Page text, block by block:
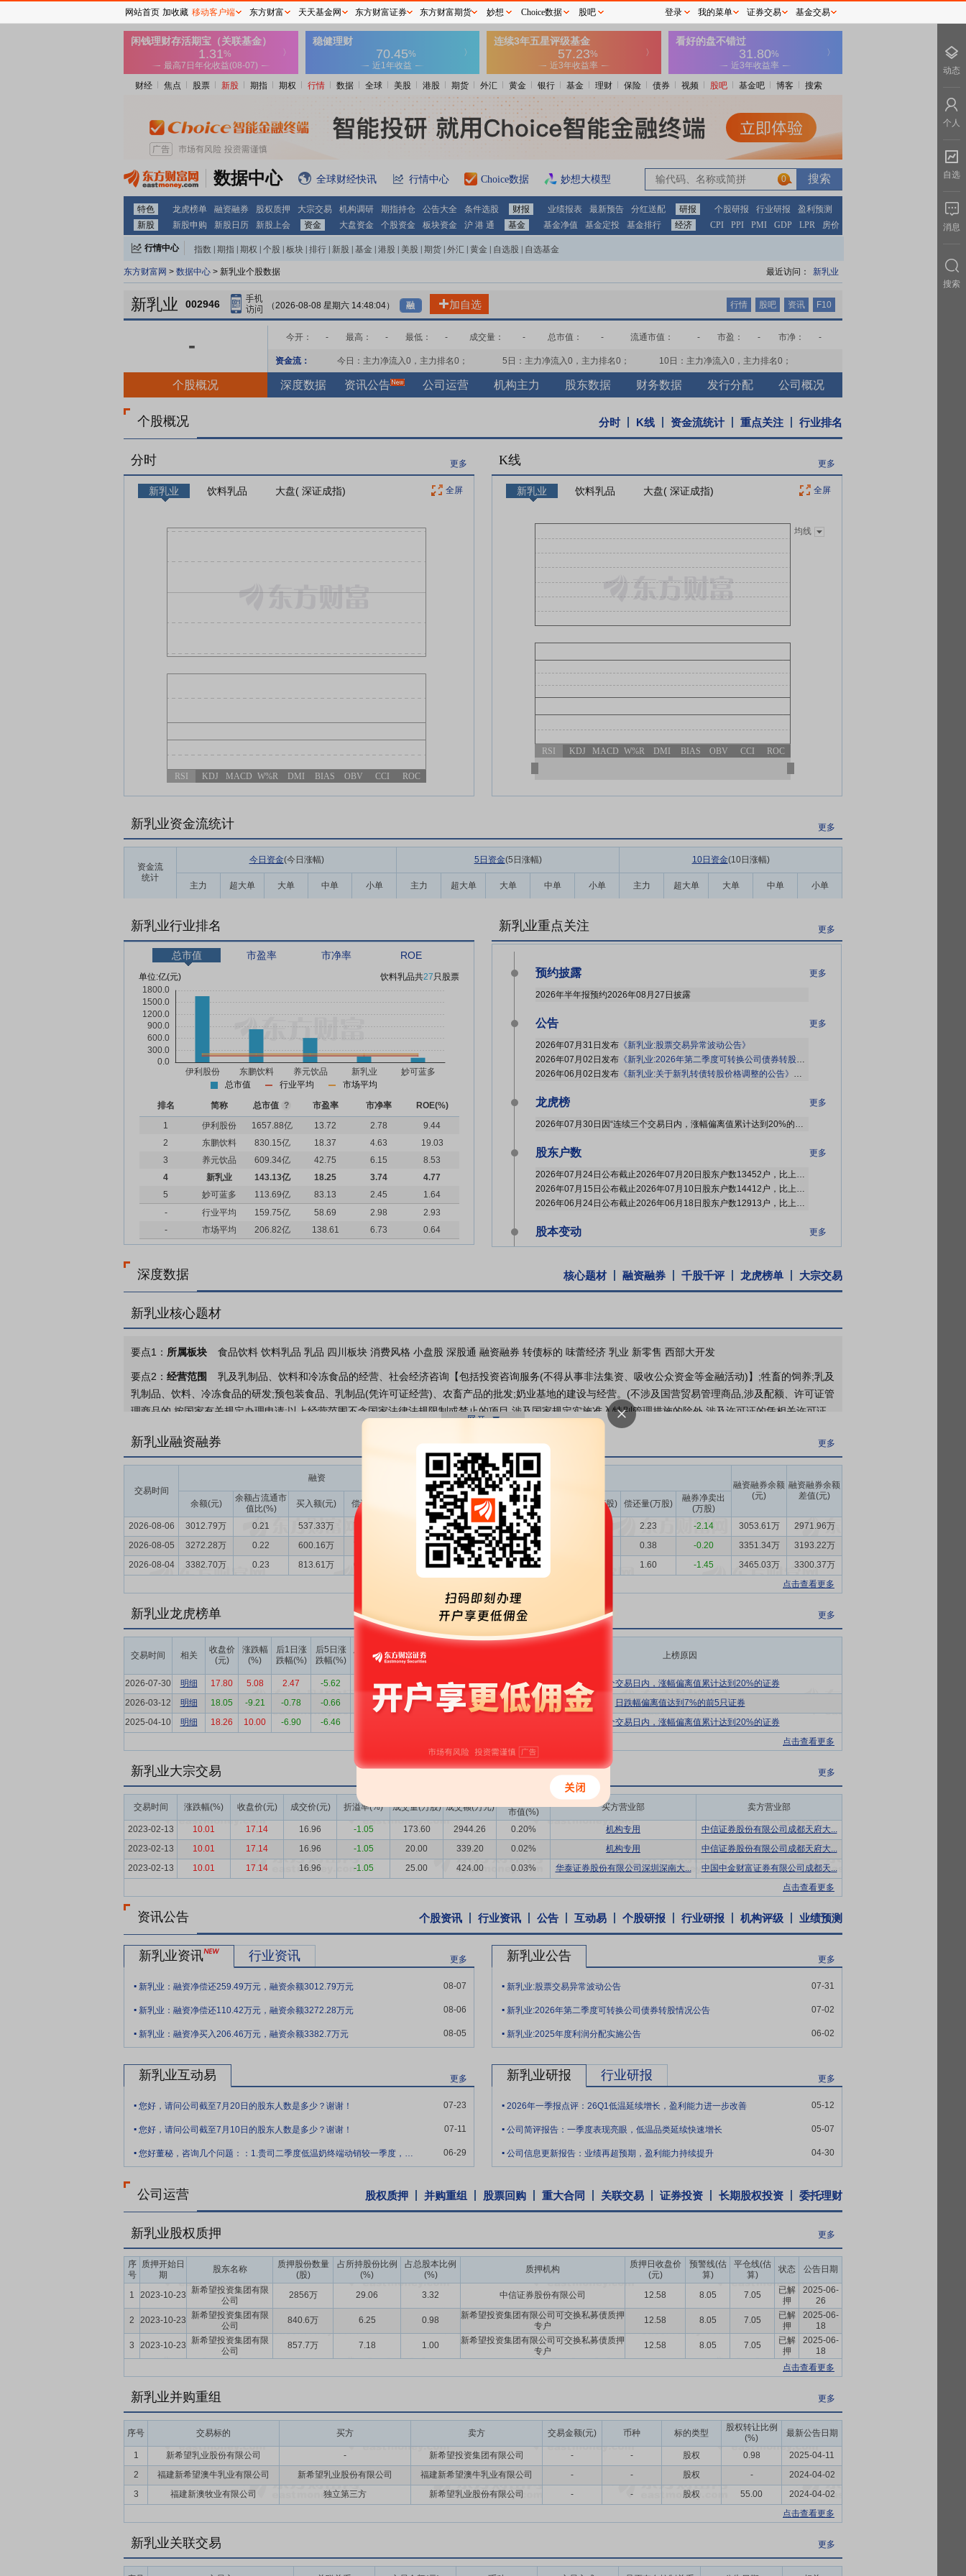
财经 焦点 股票 新股 期指 期权 行情 数据 全球 美股 港股 期货 外汇 黄金 银行 基金 理财 保险 债券 视频 股吧 基金吧 博客 搜索
数据中心 全球财经快讯 行情中心 Choice数据 妙想大模型 0
0
特色 龙虎榜单 融资融券 股权质押 大宗交易 机构调研 期指持仓 公告大全 条件选股 财报 业绩报表 最新预告 分红送配 研报 个股研报 行业研报
盈利预测
新股
新股申购 新股日历 新股上会 资金 大盘资金 个股资金 板块资金 沪 港 通 基金 基金净值 基金定投 基金排行 经济 CPI PPI PMI GDP LPR 房价
行情中心 指数 期指 期权 个股 板块 排行 新股 基金 港股 美股 期货 外汇 黄金 自选股 自选基金
东方财富网 > 数据中心 > 新乳业个股数据 最近访问： 新乳业
新乳业 002946 （2026-08-08 星期六 14:48:04） 融 加自选 行情 股吧 资讯 F10
- 今开： - 最高： - 最低： - 成交量： - 总市值： - 流通市值： - 市盈： - 市净： -
资金流： 今日：主力净流入0 ，主力排名0 ； 5日：主力净流入0 ，主力排名0 ； 10日：主力净流入0 ，主力排名0 ；
个股概况 深度数据 资讯公告 公司运营 机构主力 股东数据 财务数据 发行分配 公司概况
个股概况 分时 K线 资金流统计 重点关注 行业排名
分时 更多
新乳业 饮料乳品 大盘( 深证成指) 全屏
RSI KDJ MACD W%R DMI BIAS OBV CCI ROC
K线 更多
新乳业 饮料乳品 大盘( 深证成指) 全屏
均线
RSI KDJ MACD W%R DMI BIAS OBV CCI ROC
新乳业资金流统计 更多
资金流
统计
今日资金(今日涨幅) 5日资金(5日涨幅) 10日资金(10日涨幅)
主力 超大单 大单 中单 小单 主力 超大单 大单 中单 小单 主力 超大单 大单 中单 小单
新乳业行业排名
总市值 市盈率 市净率 ROE
单位:亿(元) 饮料乳品共27只股票
总市值 行业平均 市场平均
排名 简称 总市值 ? 市盈率 市净率
ROE(%)
1
伊利股份 1657.88亿 13.72 2.78
9.44
2
东鹏饮料 830.15亿 18.37 4.63
19.03
3
养元饮品 609.34亿 42.75 6.15
8.53
4
新乳业 143.13亿 18.25 3.74
4.77
5
妙可蓝多 113.69亿 83.13 2.45
1.64
-
行业平均 159.75亿 58.69 2.98
2.93
-
市场平均 206.82亿 138.61 6.73 0.64
新乳业重点关注 更多
预约披露 更多
2026年半年报预约2026年08月27日披露
公告 更多
2026年07月31日发布 《新乳业:股票交易异常波动公告》
2026年07月02日发布 《新乳业:2026年第二季度可转换公司债券转股情况公告》
2026年06月02日发布 《新乳业:关于新乳转债转股价格调整的公告》 等2条公告
龙虎榜 更多
2026年07月30日因“连续三个交易日内，涨幅偏离值累计达到20%的证券”披露龙虎榜信息
股东户数 更多
2026年07月24日公布截止2026年07月20日股东户数13452户，比上期减少960户
2026年07月15日公布截止2026年07月10日股东户数14412户，比上期增加1499户
2026年06月24日公布截止2026年06月18日股东户数12913户，比上期增加36户
股本变动 更多
2026年05月28日因债转股上市原因发生股本变动
分红送配
股东大会
研报 更多
2026年05月12日发布《2026年一季报点评：26Q1低温延续增长，盈利能力进一步改善》
深度数据 核心题材 融资融券 千股千评 龙虎榜单 大宗交易
新乳业核心题材
要点1： 所属板块 食品饮料 饮料乳品 乳品 四川板块 消费风格 小盘股 深股通 融资融券 转债标的 味蕾经济 乳业 新零售 西部大开发
要点2： 经营范围
乳及乳制品、饮料和冷冻食品的经营、社会经济咨询【包括投资咨询服务(不得从事非法集资、吸收公众资金等金融活动)】;牲畜的饲养;乳及
乳制品、饮料、冷冻食品的研发;预包装食品、乳制品(凭许可证经营)、农畜产品的批发;奶业基地的建设与经营。(不涉及国营贸易管理商品,涉及配额、许可证管
理商品的,按国家有关规定办理申请;以上经营范围不含国家法律法规限制或禁止的项目,涉及国家规定实施准入特别管理措施的除外,涉及许可证的凭相关许可证
公司是一家专门从事乳制品及含乳饮料的研发、生产和销售的企业，根据《国民经济行业分类》（GB/T4754-2017），公司属于
“食品制造业（C14）”及“酒、饮料和精制茶制造业（C15）”大类，主要产品包括液体乳、含乳饮料和奶粉等。
要点4：乳制品行业
2025年，宏观经济在“稳中求进”的总基调下持续复苏向好。国家统计局数据显示，2025年社会消费品零售总额达到501,202亿元；比上年
增长3.7%，增速比上年全年加快0.2个百分点；其中，商品零售额增长3.8%，增速加快0.6个百分点；全年全国居民人均可支配收入43,377元，扣除价格因素实
际增长5.0%。消费市场的基本盘稳固，消费新模式活力增强，实体新业态较快增长，消费市场持续扩容提质升级。政策层面，作为基础的民生产业，国家继续
将“奶业振兴”置于重要战略位置，继2024年多项扶持政策出台后，2025年《中国食物与营养发展纲要（2025—2030年）》明确提出将人均奶类消费量提升至47
公斤的具体目标，并着重强调发展低温乳制品及奶酪等干乳制品。与此同时，《食品安全国家标准灭菌乳》等法规的修订与完善，标志着行业监管进入更精细
化、标准化的新阶段。根据国家统计局数据，供给侧牛奶产量4,091万吨，增长0.3%；乳制品行业整体虽面临短期需求波动的挑战，但我国居民乳制品消费量仍
处于较低水平，人均年消费量约为世界平均水平的三分之一、亚洲平均水平的二分之一，与《中国居民膳食指南（2022）》推荐的每日300-500克的奶制品摄
入量要求，仍然存在巨大差距。
要点5：差异化的经营发展模式
公司主张为用户提供优质营养的乳品，个性而多样化的消费体验，主张鲜活的生活态度，致力于成为“新鲜一代的选择”。通过
多年摸索、总结、积累出的经验，“鲜战略”差异化经营模式的提出，既发挥了公司多品牌（“华西”、“雪兰”、“夏进”、“双喜”、“双峰”、“白帝”、“琴牌”、“唯品”、
“天香”、“蝶泉”、“南山”、“三牧”、“澳牛”、“阳平”、“七彩云”）协同发展的优势，又建立了自身独特的竞争优势。
要点6： 稳定安全可控的奶源基地
公司原料奶主要来自自有牧场、合作大型奶源基地和规模化养殖合作社，公司与现有主要合作牧场的合作时间长、供应关系
稳定，有效地保证了公司的原料奶供应。报告期内，一方面，公司持续加强自有牧场的建设，公司现在全国范围内总共拥有12个规模化与标准化牧场，其中11
家取得良好农业规范认证（GAP），12家取得学生饮用奶奶源基地认证，4家取得有机牧场认证，4家取得优质乳工程示范牧场认证，截至报告期末，公司奶牛
总存栏数超过5万头。另一方面，公司与大型奶源基地的战略合作，为公司获得稳定、可靠、优质的奶源供应提供了保证。目前公司一体化奶源供应占公司需求
总量的六成左右水平。公司始终坚持自有及可控优质奶源的经营战略，与公司的“鲜立方战略”相辅相成，进一步巩固了在区域低温乳制品市场的领先地位。
要点7：全方位的产品质量控制体系
公司将产品质量和食品安全视为企业经营生命线，始终坚持“质量高于一切”的方针，遵循“质量三让步”原则，坚持“食品安
全是1，其他是0”，积极践行“四个最严”。一方面，公司内部建立了行业内先进成熟的质量管控体系，通过了ISO9001质量管理体系认证、ISO22000、
FSSC22000及BRC食品安全管理体系认证、HACCP体系认证、ISO28000供应链安全管理体系认证及良好生产规范（GMP）等认证；另一方面，公司还组建了
以总裁为核心的“食品安全管理委员会”，依据各公司质量及食品安全管理成熟度不同，制定“一司一策”飞行检查方案；由500多名专业技术人员所组成的食品安
全检验与监察团队，实施内部自查自纠和监察，对外开展供应链前端飞行检查及市场流通端暗访检查，同时通过专业职级评定体系培养和提升团队的专业能力，
确保对全链条食品安全风险进行有效防控。
核心产品业绩持续突破。
要点9：持续推进的数智化转型战略
IT资产和基础设施方面，完成核心数字化系统的全景测绘，实现存量资产“一本账”清晰化管理和价值梳理；同时持续升级
安全纵深防御体系，并通过精细运营云资源有效控制成本，筑牢数字化转型基石。
要点10： 部分限制性股票回购注销完成
2022年12月23日公司对外公告,2022年4月27日,公司第二届董事会第十四次会议、第二届监事会第十次会议审议通过
励对象已获授但尚未解除限售的合计47万股限制性股票的回购及注销。2022年8月19日,公司披露了《关于公司2020年限制性股票激励计划第一个解除限售期解
月27日,公司第二届董事会第十八次会议、第二届监事会第十三次会议审议通过了《关于回购注销部分限制性股票的议案》,同意公司回购注销2名激励对象所获
授予但未解除限售的限制性股票合计21.9万股,并提交股东大会审议。2022年11月18日,公司召开2022年第一次临时股东大会审议通过了《关于回购注销部分限
制性股票的议案》,批准公司回购注销2名激励对象所获授予但未解除限售的限制性股票合计21.9万股。公司于2022年11月19日披露了该次股东大会的决议公
告。
新乳业融资融券 更多
交易时间
融资
融资融券余额
(元)
融资融券余额
差值(元)
余额(元)
余额占流通市
值比(%)
买入额(元) 偿还额(元) 净买入(元) 余额(元) 余量(万股) 卖出量(万股) 偿还量(万股)
融券净卖出
(万股)
2026-08-06
3012.79万 0.21 537.33万 796.82万 -259.49万 40.82万 2.43 2.23 -2.14 3053.61万
2971.96万
2026-08-05
3272.28万 0.22 600.16万 710.58万 -110.42万 79.06万 4.57 0.38 -0.20 3351.34万
3193.22万
2026-08-04
3382.70万 0.23 813.61万 607.15万 206.46万 82.33万 4.77 1.60 -1.45 3465.03万
3300.37万
点击查看更多
新乳业龙虎榜单 更多
交易时间 相关
收盘价
(元)
涨跌幅
(%)
后1日涨
跌幅(%)
后5日涨
跌幅(%)
后10日涨
跌幅(%)
上榜营业
部买入合
计(万)
上榜营业
上榜营业
上榜原因
2026-07-30 明细 17.80 5.08 2.47 -5.62 6411.83 11254.11 -4842.28
连续三个交易日内，涨幅偏离值累计达到20%的证券
2026-03-12
明细 18.05 -9.21 -0.78 -0.66 0.06 4151.63 6198.93 -2047.30
日跌幅偏离值达到7%的前5只证券
2025-04-10
明细 18.26 10.00 -6.90 -6.46
连续三个交易日内，涨幅偏离值累计达到20%的证券
点击查看更多
新乳业大宗交易 更多
交易时间 涨跌幅(%) 收盘价(元) 成交价(元) 折溢率(%) 成交量(万股) 成交额(万元)
市值(%)
买方营业部 卖方营业部
2023-02-13 10.01 17.14 16.96 -1.05 173.60 2944.26 0.20% 机构专用
中信证券股份有限公司成都天府大...
2023-02-13
10.01 17.14 16.96 -1.05 20.00 339.20 0.02% 机构专用
中信证券股份有限公司成都天府大...
2023-02-13
10.01 17.14 16.96 -1.05 25.00 424.00 0.03% 华泰证券股份有限公司深圳深南大...
中国中金财富证券有限公司成都天...
点击查看更多
资讯公告 个股资讯 行业资讯 公告 互动易 个股研报 行业研报 机构评级 业绩预测
新乳业资讯 行业资讯 更多
. 新乳业：融资净偿还259.49万元，融资余额3012.79万元 08-07
. 新乳业：融资净偿还110.42万元，融资余额3272.28万元 08-06
. 新乳业：融资净买入206.46万元，融资余额3382.7万元 08-05
新乳业公告 更多
. 新乳业:股票交易异常波动公告 07-31
. 新乳业:2026年第二季度可转换公司债券转股情况公告 07-02
. 新乳业:2025年度利润分配实施公告 06-02
新乳业互动易 更多
. 您好，请问公司截至7月20日的股东人数是多少？谢谢！ 07-23
. 您好，请问公司截至7月10日的股东人数是多少？谢谢！ 07-11
. 您好董秘，咨询几个问题：：1.贵司二季度低温奶终端动销较一季度，是平稳、略有改 06-29
新乳业研报 行业研报 更多
. 2026年一季报点评：26Q1低温延续增长，盈利能力进一步改善 05-12
. 公司简评报告：一季度表现亮眼，低温品类延续快速增长 05-07
. 公司信息更新报告：业绩再超预期，盈利能力持续提升 04-30
公司运营 股权质押 并购重组 股票回购 重大合同 关联交易 证券投资 长期股权投资 委托理财
新乳业股权质押 更多
序
号
质押开始日
期
股东名称
质押股份数量
(股)
占所持股份比例
(%)
占总股本比例
(%)
质押机构
质押日收盘价
(元)
预警线(估
算)
平仓线(估
算)
状态 公告日期
1 2023-10-23
新希望投资集团有限
公司
2856万 29.06 3.32 中信证券股份有限公司 12.58 8.05 7.05
已解
押
2025-06-
26
2
2023-10-23
新希望投资集团有限
公司
840.6万 6.25 0.98
新希望投资集团有限公司可交换私募债质押
专户
12.58 8.05 7.05
已解
押
2025-06-
18
3
2023-10-23
新希望投资集团有限
公司
857.7万 7.18 1.00
新希望投资集团有限公司可交换私募债质押
专户
12.58 8.05 7.05
已解
押
2025-06-
18
点击查看更多
新乳业并购重组 更多
序号 交易标的 买方 卖方 交易金额(元) 币种 标的类型
股权转让比例
(%)
最新公告日期
1 新希望乳业股份有限公司 - 新希望投资集团有限公司 - - 股权 0.98
2025-04-11
2
福建新希望澳牛乳业有限公司 新希望乳业股份有限公司 福建新希望澳牛乳业有限公司 - - 股权 -
2024-04-02
3
福建新澳牧业有限公司 独立第三方 新希望乳业股份有限公司 - - 股权 55.00
2024-04-02
点击查看更多
新乳业关联交易 更多
网站首页 加收藏 移动客户端 东方财富 天天基金网 东方财富证券 东方财富期货 妙想 Choice数据 股吧 登录 我的菜单 证券交易 基金交易
动态
个人
自选
消息
搜索